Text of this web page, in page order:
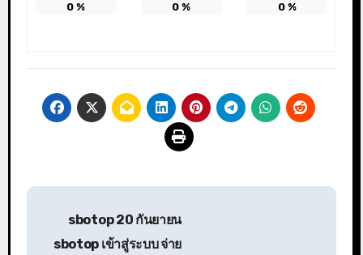
0 %
0 %
0%
เรื่อง
sbotop 20 กันยายน
sbotop เข้าสู่ระบบ จ่าย